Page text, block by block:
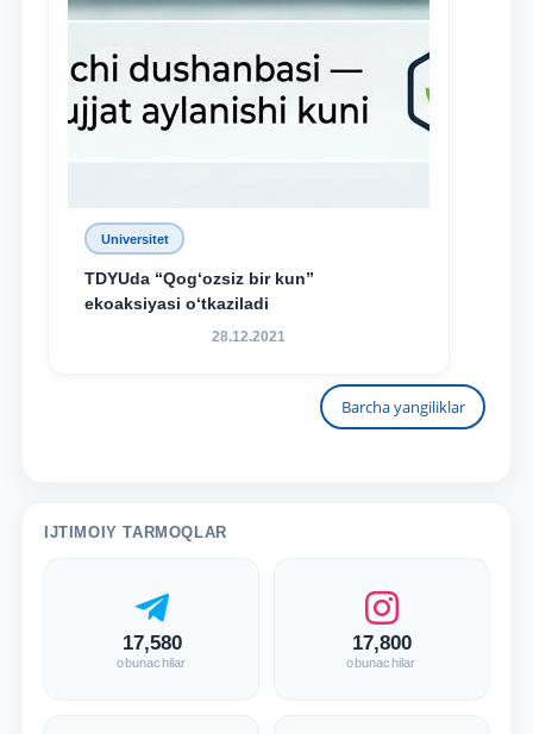
Universitet
TDYUda “Qog‘ozsiz bir kun”
ekoaksiyasi o‘tkaziladi
28.12.2021
Barcha yangiliklar
IJTIMOIY TARMOQLAR
17,580
obunachilar
17,800
obunachilar